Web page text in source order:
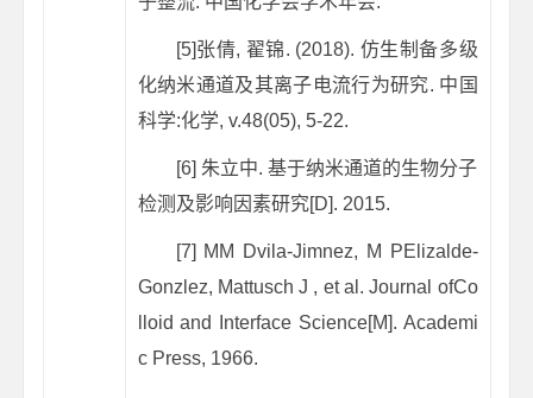
[5]张倩, 翟锦. (2018). 仿生制备多级
化纳米通道及其离子电流行为研究. 中国
科学:化学, v.48(05), 5-22.
[6] 朱立中. 基于纳米通道的生物分子
检测及影响因素研究[D]. 2015.
[7] MM Dvila-Jimnez, M PElizalde-
Gonzlez, Mattusch J , et al. Journal ofCo
lloid and Interface Science[M]. Academi
c Press, 1966.